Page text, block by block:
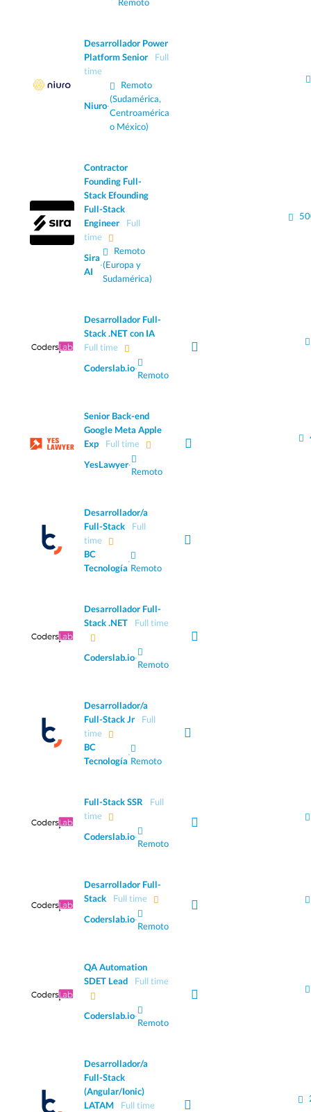
Remoto
Desarrollador Power
Platform Senior
Full
time
Niuro·
Remoto
(Sudamérica,
Centroamérica
o México)
Contractor
Founding Full-
Stack Efounding
Full-Stack
Engineer
Full
time
Sira
AI
·
Remoto
(Europa y
Sudamérica)
Desarrollador Full-
Stack .NET con IA
Full time
Coderslab.io·
Remoto
Senior Back-end
Google Meta Apple
Exp
Full time
YesLawyer·
Remoto
Desarrollador/a
Full-Stack
Full
time
BC
Tecnología
·
Remoto
Desarrollador Full-
Stack .NET
Full time
Coderslab.io·
Remoto
Desarrollador/a
Full-Stack Jr
Full
time
BC
Tecnología
·
Remoto
Full-Stack SSR
Full
time
Coderslab.io·
Remoto
Desarrollador Full-
Stack
Full time
Coderslab.io·
Remoto
QA Automation
SDET Lead
Full time
Coderslab.io·
Remoto
Desarrollador/a
Full-Stack
(Angular/Ionic)
LATAM
Full time